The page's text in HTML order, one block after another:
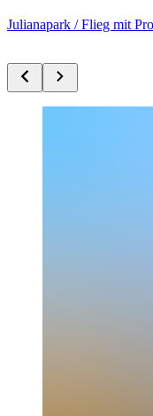
Julianapark /Flieg mit